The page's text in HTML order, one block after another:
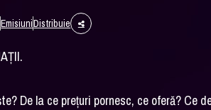
EmisiuniDistribuie
De la ce prețuri pornesc, ce oferă? Ce